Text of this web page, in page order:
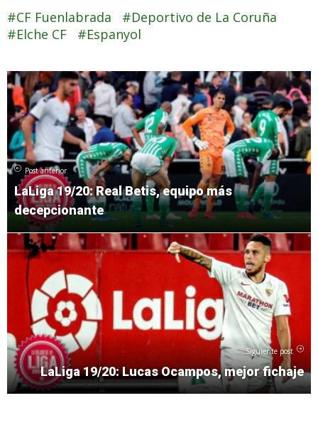
CF Fuenlabrada
Deportivo de La Coruña
Elche CF
Espanyol
Post anterior
LaLiga 19/20: Real Betis, equipo más
decepcionante
Siguiente post
LaLiga 19/20: Lucas Ocampos, mejor fichaje